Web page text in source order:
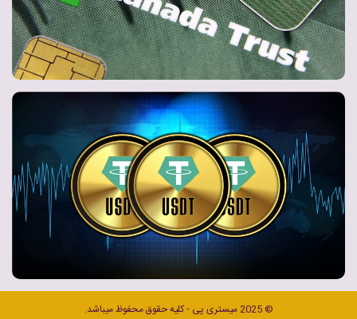
© 2025 میستری پی - کلیه حقوق محفوظ میباشد.